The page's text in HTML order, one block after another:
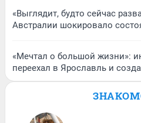
«Выглядит, будто сейчас
Австралии шокировало
«Мечтал о большой жизни»:
переехал в Ярославль и